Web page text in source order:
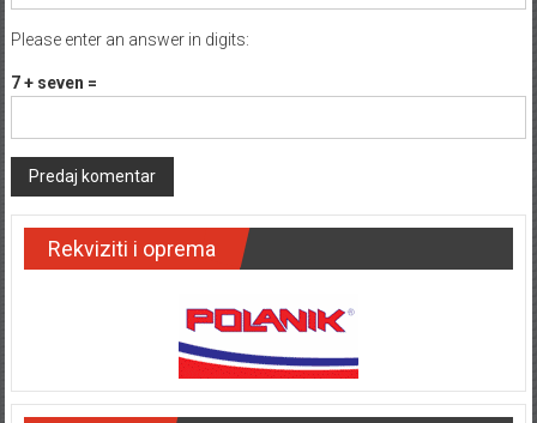
Please enter an answer in digits:
7 + seven =
Rekviziti i oprema